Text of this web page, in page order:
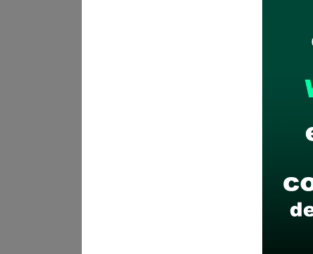
JEFE(A) DE UNIDAD DE
Psicología y otras carreras
Experiencia General:
Experiencia específica
municipal, gestión
Cursos y/o estudios de
Curso en gestión pública